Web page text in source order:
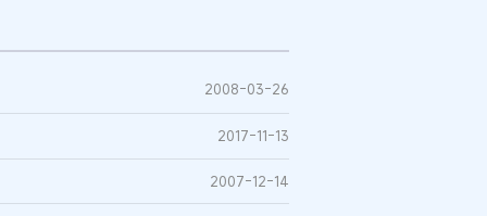
2008-03-26
2017-11-13
2007-12-14